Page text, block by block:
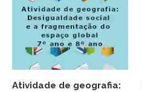
Atividade de geografia: